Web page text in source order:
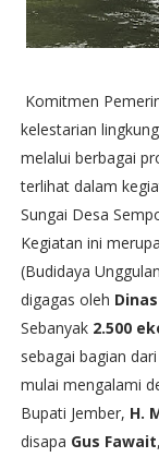
Komitmen
kelestarian
melalui berbagai
terlihat dalam
Sungai Desa
Kegiatan ini
(Budidaya
digagas oleh
Sebanyak 2.500
sebagai bagian
mulai mengalami
Bupati Jember, H.
disapa Gus Fawait